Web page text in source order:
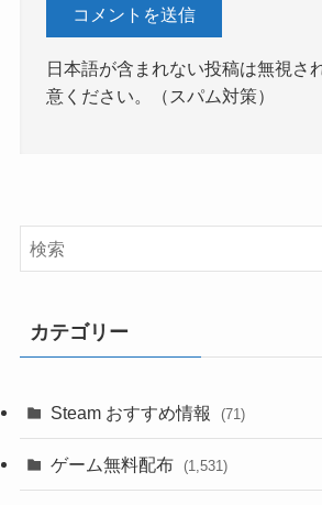
日本語が含まれない投稿は無視さ
意ください。（スパム対策）
カテゴリー
Steam おすすめ情報 (71)
ゲーム無料配布 (1,531)